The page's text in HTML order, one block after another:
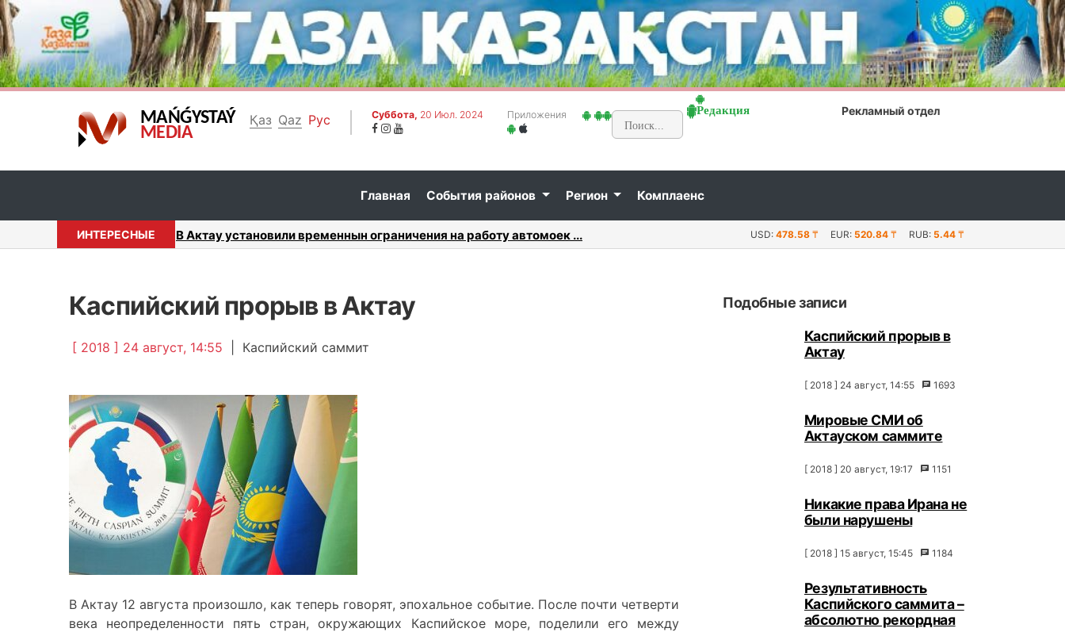
MAŃǴYSTAÝ
MEDIA
Қаз Qaz Рус Суббота, 20 Июл. 2024 Приложения Редакция Рекламный отдел
Главная События районов Регион Комплаенс
ИНТЕРЕСНЫЕ
автомоек ... Генеральным директором ТОО «МАЭК» назначен Кинис Ураков... День Домбры отмечают в Мангистау
USD: 478.58 ₸ EUR: 520.84 ₸ RUB: 5.44 ₸
Каспийский прорыв в Актау
[ 2018 ] 24 август, 14:55 Каспийский саммит
В Актау 12 августа произошло, как теперь говорят, эпохальное событие. После почти четверти
века неопределенности пять стран, окружающих Каспийское море, поделили его между
Подобные записи
Каспийский прорыв в
Актау
[ 2018 ] 24 август, 14:55 1693
Мировые СМИ об
Актауском саммите
[ 2018 ] 20 август, 19:17 1151
Никакие права Ирана не
были нарушены
[ 2018 ] 15 август, 15:45 1184
Результативность
Каспийского саммита –
абсолютно рекордная